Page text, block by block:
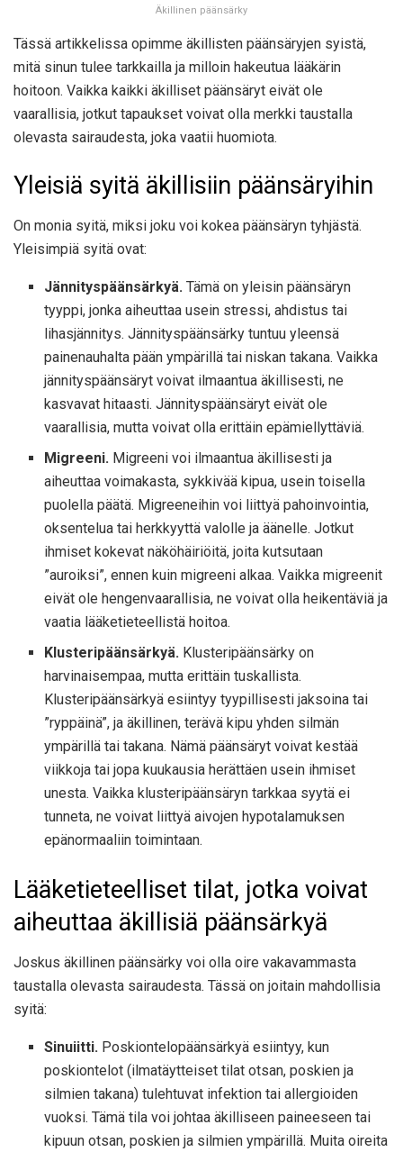
Äkillinen päänsärky
Tässä artikkelissa opimme äkillisten päänsäryjen syistä,
mitä sinun tulee tarkkailla ja milloin hakeutua lääkärin
hoitoon. Vaikka kaikki äkilliset päänsäryt eivät ole
vaarallisia, jotkut tapaukset voivat olla merkki taustalla
olevasta sairaudesta, joka vaatii huomiota.
Yleisiä syitä äkillisiin päänsäryihin
On monia syitä, miksi joku voi kokea päänsäryn tyhjästä.
Yleisimpiä syitä ovat:
Jännityspäänsärkyä. Tämä on yleisin päänsäryn
tyyppi, jonka aiheuttaa usein stressi, ahdistus tai
lihasjännitys. Jännityspäänsärky tuntuu yleensä
painenauhalta pään ympärillä tai niskan takana. Vaikka
jännityspäänsäryt voivat ilmaantua äkillisesti, ne
kasvavat hitaasti. Jännityspäänsäryt eivät ole
vaarallisia, mutta voivat olla erittäin epämiellyttäviä.
Migreeni. Migreeni voi ilmaantua äkillisesti ja
aiheuttaa voimakasta, sykkivää kipua, usein toisella
puolella päätä. Migreeneihin voi liittyä pahoinvointia,
oksentelua tai herkkyyttä valolle ja äänelle. Jotkut
ihmiset kokevat näköhäiriöitä, joita kutsutaan
”auroiksi”, ennen kuin migreeni alkaa. Vaikka migreenit
eivät ole hengenvaarallisia, ne voivat olla heikentäviä ja
vaatia lääketieteellistä hoitoa.
Klusteripäänsärkyä. Klusteripäänsärky on
harvinaisempaa, mutta erittäin tuskallista.
Klusteripäänsärkyä esiintyy tyypillisesti jaksoina tai
”ryppäinä”, ja äkillinen, terävä kipu yhden silmän
ympärillä tai takana. Nämä päänsäryt voivat kestää
viikkoja tai jopa kuukausia herättäen usein ihmiset
unesta. Vaikka klusteripäänsäryn tarkkaa syytä ei
tunneta, ne voivat liittyä aivojen hypotalamuksen
epänormaaliin toimintaan.
Lääketieteelliset tilat, jotka voivat
aiheuttaa äkillisiä päänsärkyä
Joskus äkillinen päänsärky voi olla oire vakavammasta
taustalla olevasta sairaudesta. Tässä on joitain mahdollisia
syitä:
Sinuiitti. Poskiontelopäänsärkyä esiintyy, kun
poskiontelot (ilmatäytteiset tilat otsan, poskien ja
silmien takana) tulehtuvat infektion tai allergioiden
vuoksi. Tämä tila voi johtaa äkilliseen paineeseen tai
kipuun otsan, poskien ja silmien ympärillä. Muita oireita